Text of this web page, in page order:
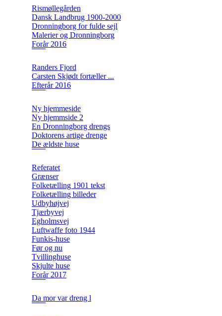
Rismøllegården
Dansk Landbrug 1900-2000
Dronningborg for fulde sejl
Malerier og Dronningborg
Forår 2016
Randers Fjord
Carsten Skjødt fortæller ...
Efterår 2016
Ny hjemmeside
Ny hjemmside 2
En Dronningborg drengs
Doktorens artige drenge
De ældste huse
Referatet
Grænser
Folketælling 1901 tekst
Folketælling billeder
Udbyhøjvej
Tjærbyvej
Egholmsvej
Luftwaffe foto 1944
Funkis-huse
Før og nu
Tvillinghuse
Skjulte huse
Forår 2017
Da mor var dreng l